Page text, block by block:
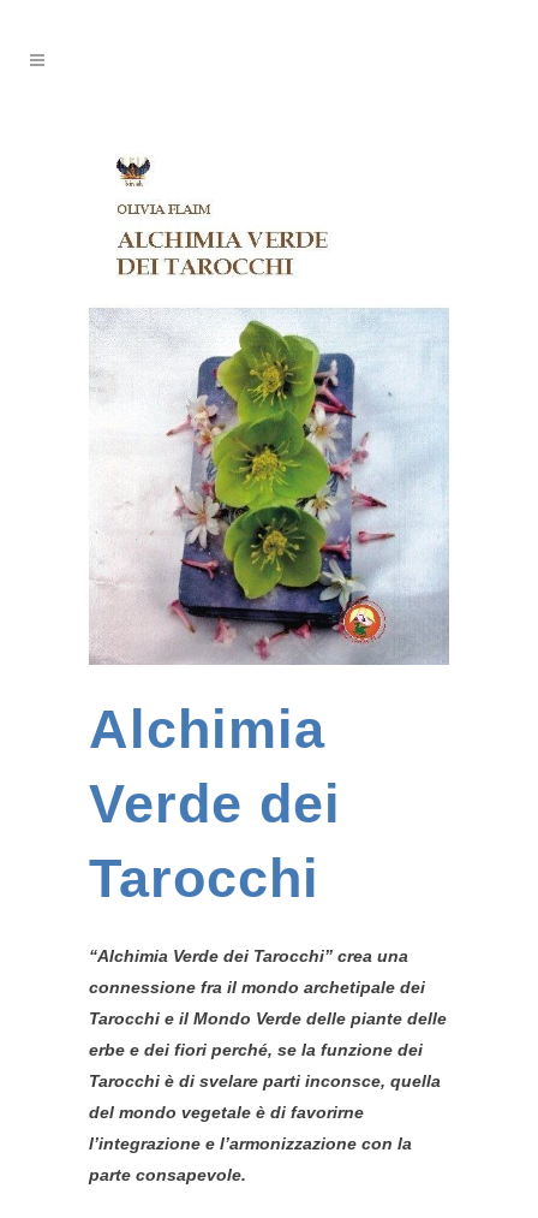
Alchimia
Verde dei
Tarocchi
“Alchimia Verde dei Tarocchi” crea una
connessione fra il mondo archetipale dei
Tarocchi e il Mondo Verde delle piante delle
erbe e dei fiori perché, se la funzione dei
Tarocchi è di svelare parti inconsce, quella
del mondo vegetale è di favorirne
l’integrazione e l’armonizzazione con la
parte consapevole.